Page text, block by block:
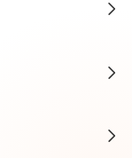
的时刻即时变
结合，每一场直播